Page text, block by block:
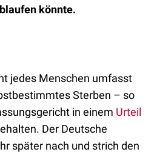
könnte.
jedes Menschen umfasst
Sterben – so
in einem Urteil
Der Deutsche
später nach und strich den